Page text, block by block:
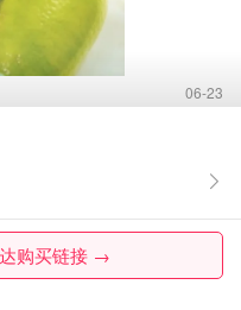
06-23
购买链接 →